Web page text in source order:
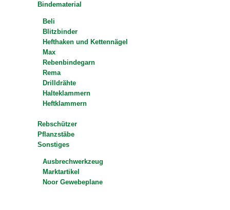
Bindematerial
Beli
Blitzbinder
Hefthaken und Kettennägel
Max
Rebenbindegarn
Rema
Drilldrähte
Halteklammern
Heftklammern
Rebschützer
Pflanzstäbe
Sonstiges
Ausbrechwerkzeug
Marktartikel
Noor Gewebeplane